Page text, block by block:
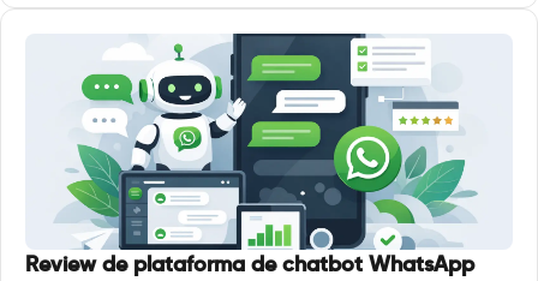
Review de plataforma de chatbot WhatsApp